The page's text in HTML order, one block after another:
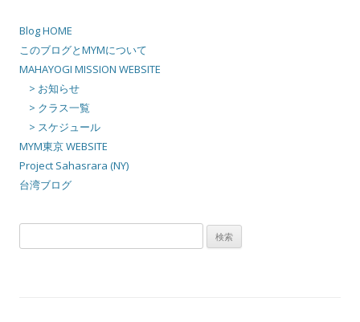
Blog HOME
このブログとMYMについて
MAHAYOGI MISSION WEBSITE
> お知らせ
> クラス一覧
> スケジュール
MYM東京 WEBSITE
Project Sahasrara (NY)
台湾ブログ
索: